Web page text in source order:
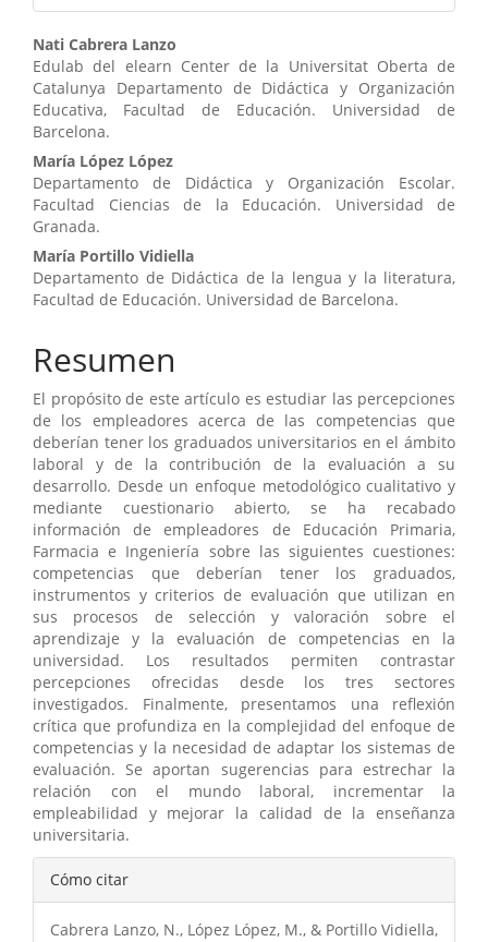
Contenido
principal
del
artículo
Nati Cabrera Lanzo
Edulab del elearn Center de la Universitat Oberta de
Catalunya Departamento de Didáctica y Organización
Educativa, Facultad de Educación. Universidad de
Barcelona.
María López López
Departamento de Didáctica y Organización Escolar.
Facultad Ciencias de la Educación. Universidad de
Granada.
María Portillo Vidiella
Departamento de Didáctica de la lengua y la literatura,
Facultad de Educación. Universidad de Barcelona.
Resumen
El propósito de este artículo es estudiar las percepciones
de los empleadores acerca de las competencias que
deberían tener los graduados universitarios en el ámbito
laboral y de la contribución de la evaluación a su
desarrollo. Desde un enfoque metodológico cualitativo y
mediante cuestionario abierto, se ha recabado
información de empleadores de Educación Primaria,
Farmacia e Ingeniería sobre las siguientes cuestiones:
competencias que deberían tener los graduados,
instrumentos y criterios de evaluación que utilizan en
sus procesos de selección y valoración sobre el
aprendizaje y la evaluación de competencias en la
universidad. Los resultados permiten contrastar
percepciones ofrecidas desde los tres sectores
investigados. Finalmente, presentamos una reflexión
crítica que profundiza en la complejidad del enfoque de
competencias y la necesidad de adaptar los sistemas de
evaluación. Se aportan sugerencias para estrechar la
relación con el mundo laboral, incrementar la
empleabilidad y mejorar la calidad de la enseñanza
universitaria.
Detalles
del
Cómo citar
Cabrera Lanzo, N., López López, M., & Portillo Vidiella,